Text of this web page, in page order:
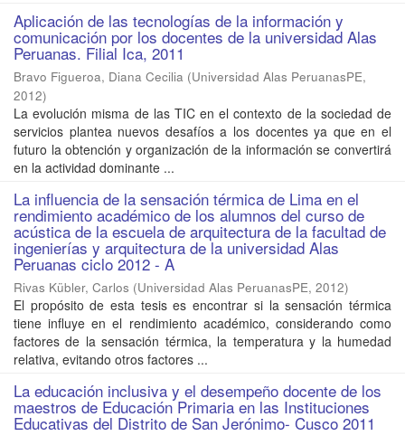
Aplicación de las tecnologías de la información y
comunicación por los docentes de la universidad Alas
Peruanas. Filial Ica, 2011
Bravo Figueroa, Diana Cecilia (Universidad Alas PeruanasPE,
2012)
La evolución misma de las TIC en el contexto de la sociedad de
servicios plantea nuevos desafíos a los docentes ya que en el
futuro la obtención y organización de la información se convertirá
en la actividad dominante ...
La influencia de la sensación térmica de Lima en el
rendimiento académico de los alumnos del curso de
acústica de la escuela de arquitectura de la facultad de
ingenierías y arquitectura de la universidad Alas
Peruanas ciclo 2012 - A
Rivas Kübler, Carlos (Universidad Alas PeruanasPE, 2012)
El propósito de esta tesis es encontrar si la sensación térmica
tiene influye en el rendimiento académico, considerando como
factores de la sensación térmica, la temperatura y la humedad
relativa, evitando otros factores ...
La educación inclusiva y el desempeño docente de los
maestros de Educación Primaria en las Instituciones
Educativas del Distrito de San Jerónimo- Cusco 2011